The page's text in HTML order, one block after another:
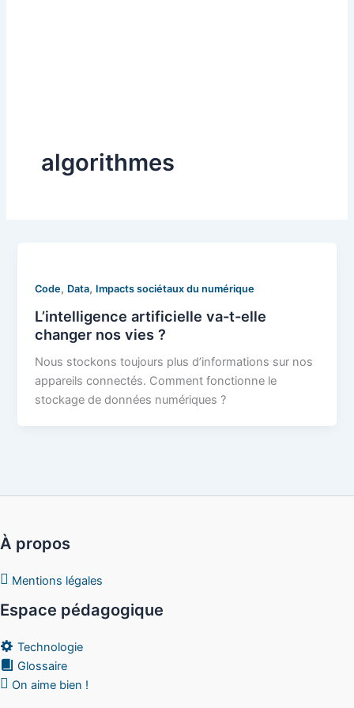
algorithmes
Code, Data, Impacts sociétaux du numérique
L’intelligence artificielle va-t-elle
changer nos vies ?
Nous stockons toujours plus d’informations sur nos
appareils connectés. Comment fonctionne le
stockage de données numériques ?
À propos
Mentions légales
Espace pédagogique
Technologie
Glossaire
On aime bien !